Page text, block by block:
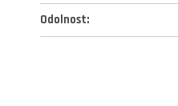
Odolnost: